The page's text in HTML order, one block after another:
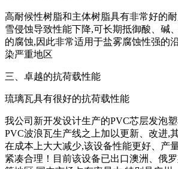
高耐候性树脂和主体树脂具有非常好的
雪侵蚀导致性能下降,可长期抵御酸、碱
的腐蚀,因此非常适用于盐雾腐蚀性强的
染严重地区
三、卓越的抗荷载性能
琉璃瓦具有很好的抗荷载性能
我公司新开发设计生产的PVC芯层发泡
PVC波浪瓦生产线之上加以更新、改进,
在成本上大大减少,该设备性能更好、产
紧凑合理！目前该设备已出口澳洲、俄